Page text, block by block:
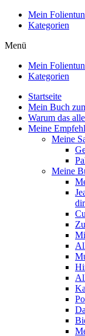
Mein
Kategorien
Menü
Mein
Kategorien
Startseite
Mein Buch
Warum das
Meine
Meine
Meine